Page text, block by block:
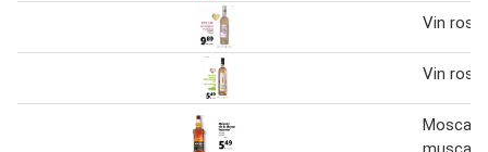
Vin rosé
Vin rosé